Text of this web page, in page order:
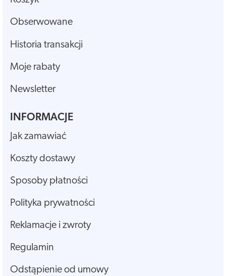
Obserwowane
Historia transakcji
Moje rabaty
Newsletter
INFORMACJE
Jak zamawiać
Koszty dostawy
Sposoby płatności
Polityka prywatności
Reklamacje i zwroty
Regulamin
Odstąpienie od umowy